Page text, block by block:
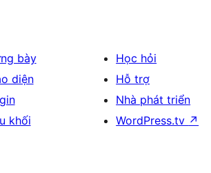
bày
diện
khối
Học hỏi
Hỗ trợ
Nhà phát triển
WordPress.tv ↗